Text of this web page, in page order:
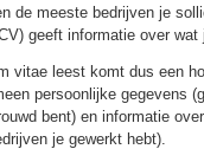
de meeste bedrijven je
geeft informatie over
vitae leest komt dus een
persoonlijke gegevens
bent) en informatie
je gewerkt hebt).